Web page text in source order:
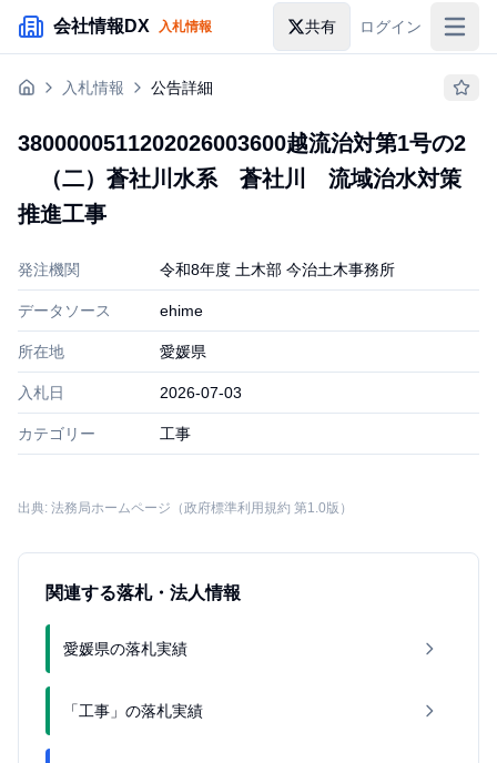
メインコンテンツにスキップ
会社情報DX 入札情報 共有 ログイン
入札情報
助成金・補助金
企業検索
入札情報 公告詳細
3800000511202026003600越流治対第1号の2
（二）蒼社川水系 蒼社川 流域治水対策
推進工事
発注機関 令和8年度 土木部 今治土木事務所
データソース ehime
所在地 愛媛県
入札日 2026-07-03
カテゴリー 工事
出典: 法務局ホームページ（政府標準利用規約 第1.0版）
関連する落札・法人情報
愛媛県の落札実績
「工事」の落札実績